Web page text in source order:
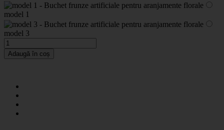
model 1
model 3
Adaugă în coș